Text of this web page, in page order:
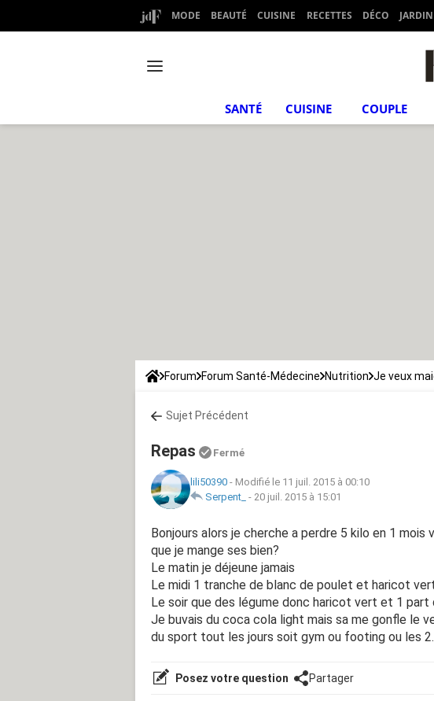
MODE BEAUTÉ CUISINE RECETTES DÉCO JARDIN
SANTÉ CUISINE COUPLE
Forum Forum Santé-Médecine Nutrition Je veux
Sujet Précédent
Repas Fermé
lili50390 - Modifié le 11 juil. 2015 à 00:10
Serpent_ - 20 juil. 2015 à 15:01
Bonjours alors je cherche a perdre 5 kilo en 1 mois
que je mange ses bien?
Le matin je déjeune jamais
Le midi 1 tranche de blanc de poulet et haricot
Le soir que des légume donc haricot vert et 1 part
Je buvais du coca cola light mais sa me gonfle le
du sport tout les jours soit gym ou footing ou les
Posez votre question Partager